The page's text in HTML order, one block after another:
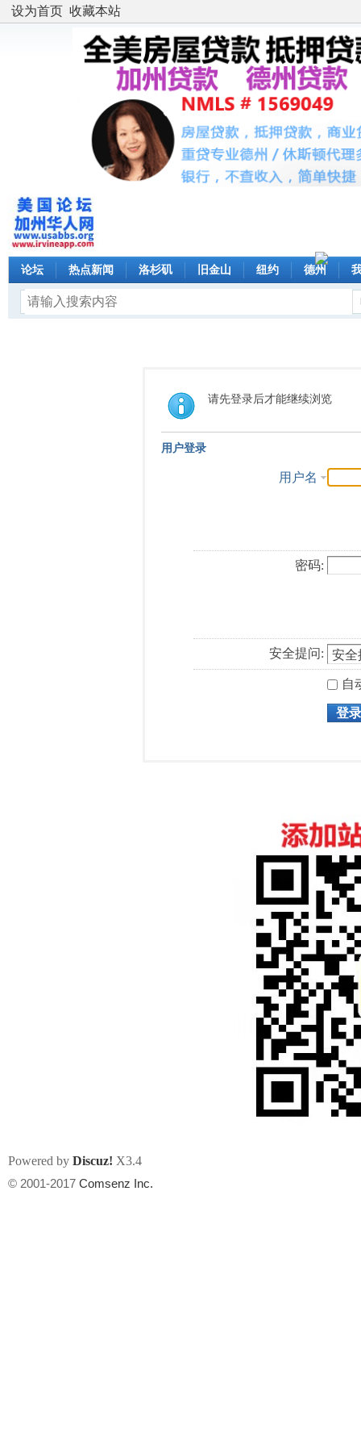
设为首页 收藏本站
论坛 热点新闻 洛杉矶 旧金山 纽约 德州
请先登录后才能继续浏览
用户登录
用户名
密码:
安全提问:
自
登录
Powered by Discuz! X3.4
© 2001-2017 Comsenz Inc.